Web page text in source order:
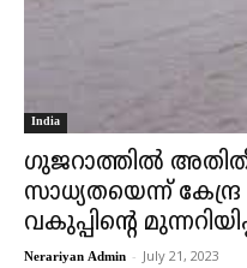
India
ഗുജറാത്തില്‍
സാധ്യതയെന്ന്
വകുപ്പിന്റെ
Nerariyan Admin - July 21, 2023